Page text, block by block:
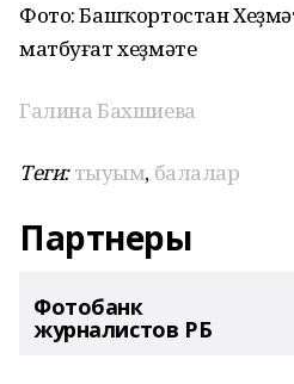
Фото: Башҡортостан
матбуғат хеҙмәте
Галина Бахшиева
Теги: тыуым, балалар
Партнеры
Фотобанк
журналистов РБ